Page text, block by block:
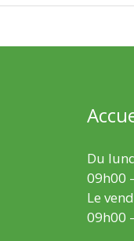
Du
09h00
Le
09h00